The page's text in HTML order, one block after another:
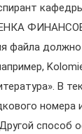
должно
В
номера
способ